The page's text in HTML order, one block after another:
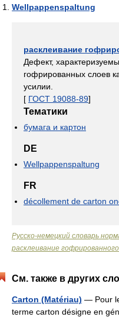
Wellpappenspaltung
расклеивание
Дефект,
гофрированных слоев
усилии.
[ ГОСТ 19088-89]
Тематики
бумага и картон
DE
Wellpappenspaltung
FR
décollement de carton
Русско-немецкий словарь
расклеивание
См. также в других
Carton (Matériau) — Pour
terme carton désigne en